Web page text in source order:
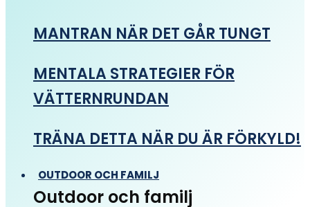
MANTRAN NÄR DET GÅR TUNGT
MENTALA STRATEGIER FÖR
VÄTTERNRUNDAN
TRÄNA DETTA NÄR DU ÄR FÖRKYLD!
OUTDOOR OCH FAMILJ
Outdoor och familj